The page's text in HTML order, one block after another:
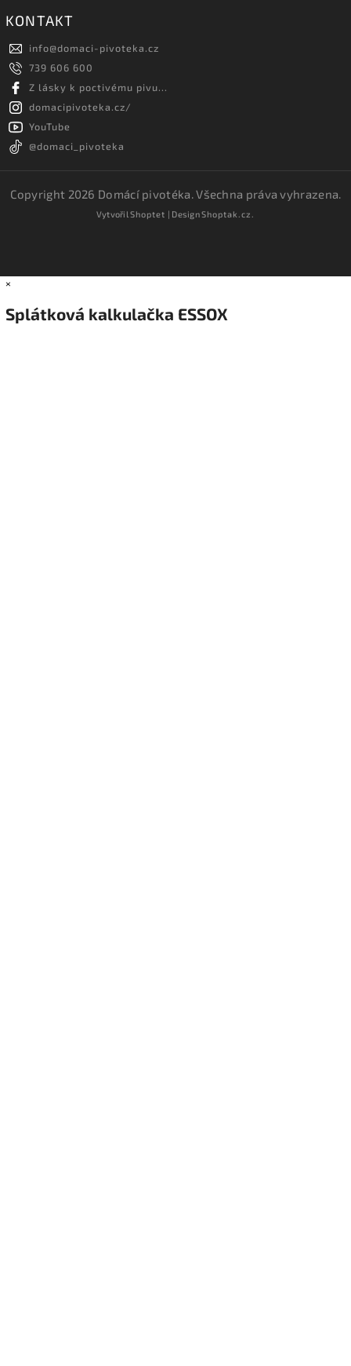
KONTAKT
info@domaci-pivoteka.cz
739 606 600
Z lásky k poctivému pivu...
domacipivoteka.cz/
YouTube
@domaci_pivoteka
Copyright 2026 Domácí pivotéka. Všechna práva vyhrazena.
VytvořilShoptet | DesignShoptak.cz.
×
Splátková kalkulačka ESSOX